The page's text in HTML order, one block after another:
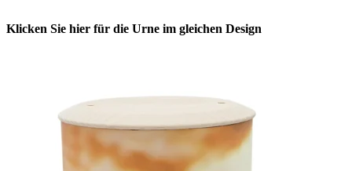
Klicken Sie hier für die Urne im gleichen Design